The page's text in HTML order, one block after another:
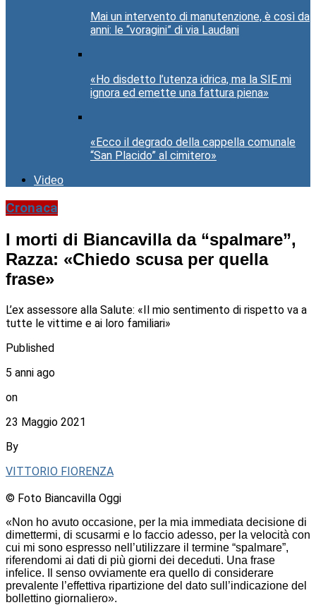
Mai un intervento di manutenzione, è così da
anni: le “voragini” di via Laudani
«Ho disdetto l’utenza idrica, ma la SIE mi
ignora ed emette una fattura piena»
«Ecco il degrado della cappella comunale
“San Placido” al cimitero»
Video
Cronaca
I morti di Biancavilla da “spalmare”,
Razza: «Chiedo scusa per quella
frase»
L’ex assessore alla Salute: «Il mio sentimento di rispetto va a
tutte le vittime e ai loro familiari»
Published
5 anni ago
on
23 Maggio 2021
By
VITTORIO FIORENZA
© Foto Biancavilla Oggi
«Non ho avuto occasione, per la mia immediata decisione di
dimettermi, di scusarmi e lo faccio adesso, per la velocità con
cui mi sono espresso nell’utilizzare il termine “spalmare”,
riferendomi ai dati di più giorni dei deceduti. Una frase
infelice. Il senso ovviamente era quello di considerare
prevalente l’effettiva ripartizione del dato sull’indicazione del
bollettino giornaliero».